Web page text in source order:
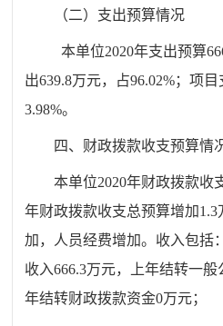
（二）支出预算情况
本单位2020年支出预算
出639.8万元，占96.02%；项目
3.98%。
四、财政拨款收支预算情
本单位2020年财政拨款收
年财政拨款收支总预算增加1.3
加，人员经费增加。收入包括
收入666.3万元，上年结转一般
年结转财政拨款资金0万元；